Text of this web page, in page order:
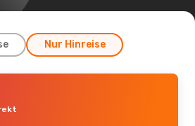
Nur Hinreise